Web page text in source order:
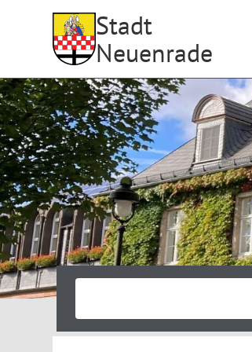
Stadt
Neuenrade